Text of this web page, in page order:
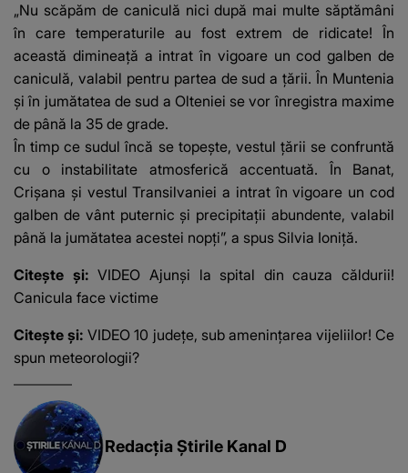
suspecți
„Nu scăpăm de caniculă nici după mai multe săptămâni
în care temperaturile au fost extrem de ridicate! În
această dimineață a intrat în vigoare un cod galben de
caniculă, valabil pentru partea de sud a țării. În Muntenia
și în jumătatea de sud a Olteniei se vor înregistra maxime
de până la 35 de grade.
În timp ce sudul încă se topește, vestul țării se confruntă
cu o instabilitate atmosferică accentuată. În Banat,
Crișana și vestul Transilvaniei a intrat în vigoare un cod
galben de vânt puternic și precipitații abundente, valabil
până la jumătatea acestei nopți”, a spus Silvia Ioniță.
Citește și:VIDEO Ajunși la spital din cauza căldurii!
Canicula face victime
Citește și:VIDEO 10 județe, sub amenințarea vijeliilor! Ce
spun meteorologii?
Redacția Știrile Kanal D